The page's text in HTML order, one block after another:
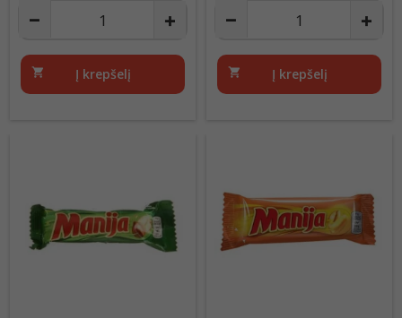
shopping_cart Į krepšelį shopping_cart Į krepšelį